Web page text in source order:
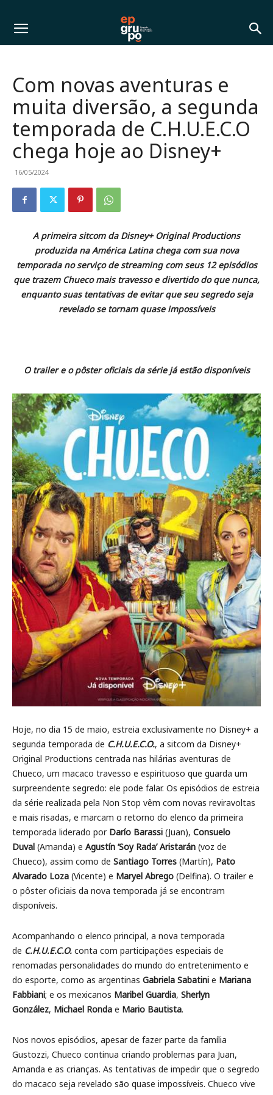
Com novas aventuras e
muita diversão, a segunda
temporada de C.H.U.E.C.O
chega hoje ao Disney+
16/05/2024
A primeira sitcom da Disney+ Original Productions
produzida na América Latina chega com sua nova
temporada no serviço de streaming com seus 12 episódios
que trazem Chueco mais travesso e divertido do que nunca,
enquanto suas tentativas de evitar que seu segredo seja
revelado se tornam quase impossíveis
O trailer e o pôster oficiais da série já estão disponíveis
Hoje, no dia 15 de maio, estreia exclusivamente no Disney+ a
segunda temporada de C.H.U.E.C.O., a sitcom da Disney+
Original Productions centrada nas hilárias aventuras de
Chueco, um macaco travesso e espirituoso que guarda um
surpreendente segredo: ele pode falar. Os episódios de estreia
da série realizada pela Non Stop vêm com novas reviravoltas
e mais risadas, e marcam o retorno do elenco da primeira
temporada liderado por Darío Barassi (Juan), Consuelo
Duval (Amanda) e Agustín ‘Soy Rada’ Aristarán (voz de
Chueco), assim como de Santiago Torres (Martín), Pato
Alvarado Loza (Vicente) e Maryel Abrego (Delfina). O trailer e
o pôster oficiais da nova temporada já se encontram
disponíveis.
Acompanhando o elenco principal, a nova temporada
de C.H.U.E.C.O. conta com participações especiais de
renomadas personalidades do mundo do entretenimento e
do esporte, como as argentinas Gabriela Sabatini e Mariana
Fabbiani; e os mexicanos Maribel Guardia, Sherlyn
González, Michael Ronda e Mario Bautista.
Nos novos episódios, apesar de fazer parte da família
Gustozzi, Chueco continua criando problemas para Juan,
Amanda e as crianças. As tentativas de impedir que o segredo
do macaco seja revelado são quase impossíveis. Chueco vive